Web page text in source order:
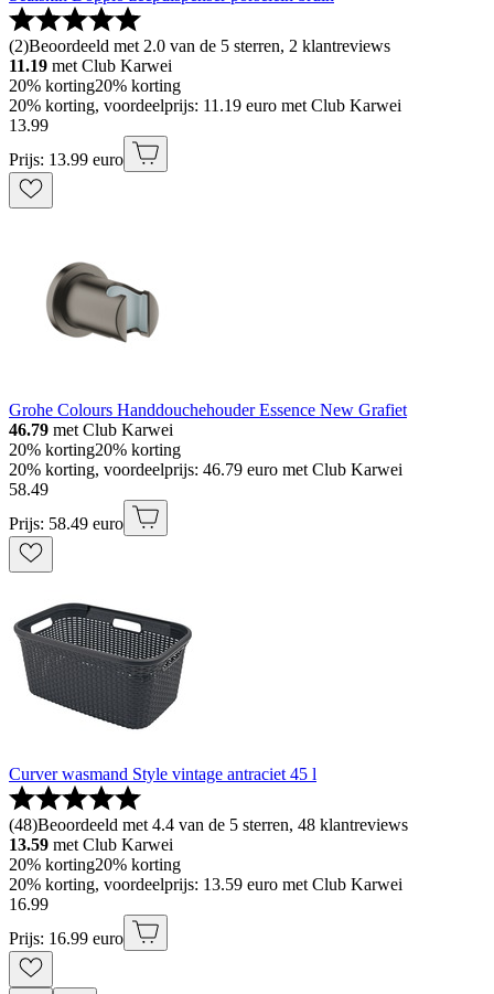
(2)Beoordeeld met 2.0 van de 5 sterren, 2 klantreviews
11.19 met Club Karwei
20% korting20% korting
20% korting, voordeelprijs: 11.19 euro met Club Karwei
13.99
Prijs: 13.99 euro
Grohe Colours Handdouchehouder Essence New Grafiet
46.79 met Club Karwei
20% korting20% korting
20% korting, voordeelprijs: 46.79 euro met Club Karwei
58.49
Prijs: 58.49 euro
Curver wasmand Style vintage antraciet 45 l
(48)Beoordeeld met 4.4 van de 5 sterren, 48 klantreviews
13.59 met Club Karwei
20% korting20% korting
20% korting, voordeelprijs: 13.59 euro met Club Karwei
16.99
Prijs: 16.99 euro